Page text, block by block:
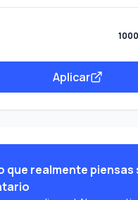
Aplicar
que realmente piensas